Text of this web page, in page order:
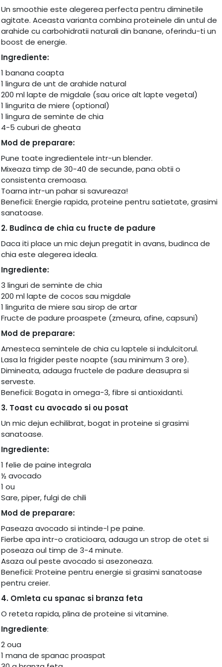
Un smoothie este alegerea perfecta pentru diminetile
agitate. Aceasta varianta combina proteinele din untul de
arahide cu carbohidratii naturali din banane, oferindu-ti un
boost de energie.
Ingrediente:
1 banana coapta
1 lingura de unt de arahide natural
200 ml lapte de migdale (sau orice alt lapte vegetal)
1 lingurita de miere (optional)
1 lingura de seminte de chia
4-5 cuburi de gheata
Mod de preparare:
Pune toate ingredientele intr-un blender.
Mixeaza timp de 30-40 de secunde, pana obtii o
consistenta cremoasa.
Toarna intr-un pahar si savureaza!
Beneficii: Energie rapida, proteine pentru satietate, grasimi
sanatoase.
2. Budinca de chia cu fructe de padure
Daca iti place un mic dejun pregatit in avans, budinca de
chia este alegerea ideala.
Ingrediente:
3 linguri de seminte de chia
200 ml lapte de cocos sau migdale
1 lingurita de miere sau sirop de artar
Fructe de padure proaspete (zmeura, afine, capsuni)
Mod de preparare:
Amesteca semintele de chia cu laptele si indulcitorul.
Lasa la frigider peste noapte (sau minimum 3 ore).
Dimineata, adauga fructele de padure deasupra si
serveste.
Beneficii: Bogata in omega-3, fibre si antioxidanti.
3. Toast cu avocado si ou posat
Un mic dejun echilibrat, bogat in proteine si grasimi
sanatoase.
Ingrediente:
1 felie de paine integrala
½ avocado
1 ou
Sare, piper, fulgi de chili
Mod de preparare:
Paseaza avocado si intinde-l pe paine.
Fierbe apa intr-o craticioara, adauga un strop de otet si
poseaza oul timp de 3-4 minute.
Asaza oul peste avocado si asezoneaza.
Beneficii: Proteine pentru energie si grasimi sanatoase
pentru creier.
4. Omleta cu spanac si branza feta
O reteta rapida, plina de proteine si vitamine.
Ingrediente:
2 oua
1 mana de spanac proaspat